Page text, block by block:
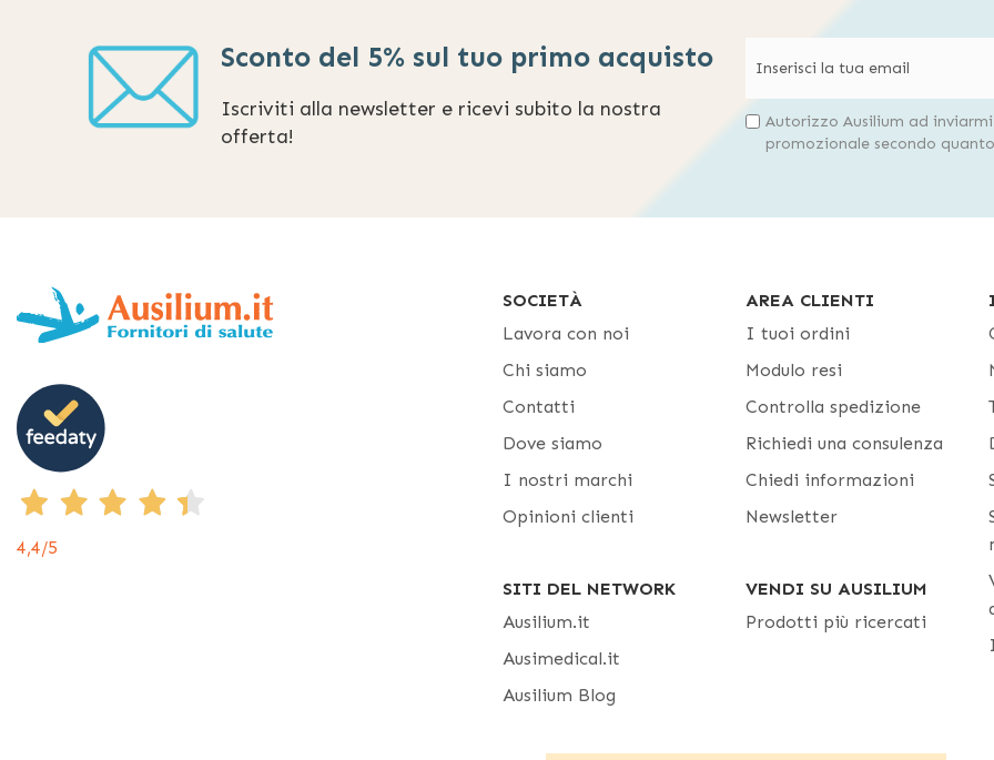
Sconto del 5% sul tuo primo acquisto
Iscriviti alla newsletter e ricevi subito la nostra
offerta!
Autorizzo Ausilium ad
promozionale secondo
4,4/5
SOCIETÀ
Lavora con noi
Chi siamo
Contatti
Dove siamo
I nostri marchi
Opinioni clienti
SITI DEL NETWORK
Ausilium.it
Ausimedical.it
Ausilium Blog
AREA CLIENTI
I tuoi ordini
Modulo resi
Controlla spedizione
Richiedi una consulenza
Chiedi informazioni
Newsletter
VENDI SU AUSILIUM
Prodotti più ricercati